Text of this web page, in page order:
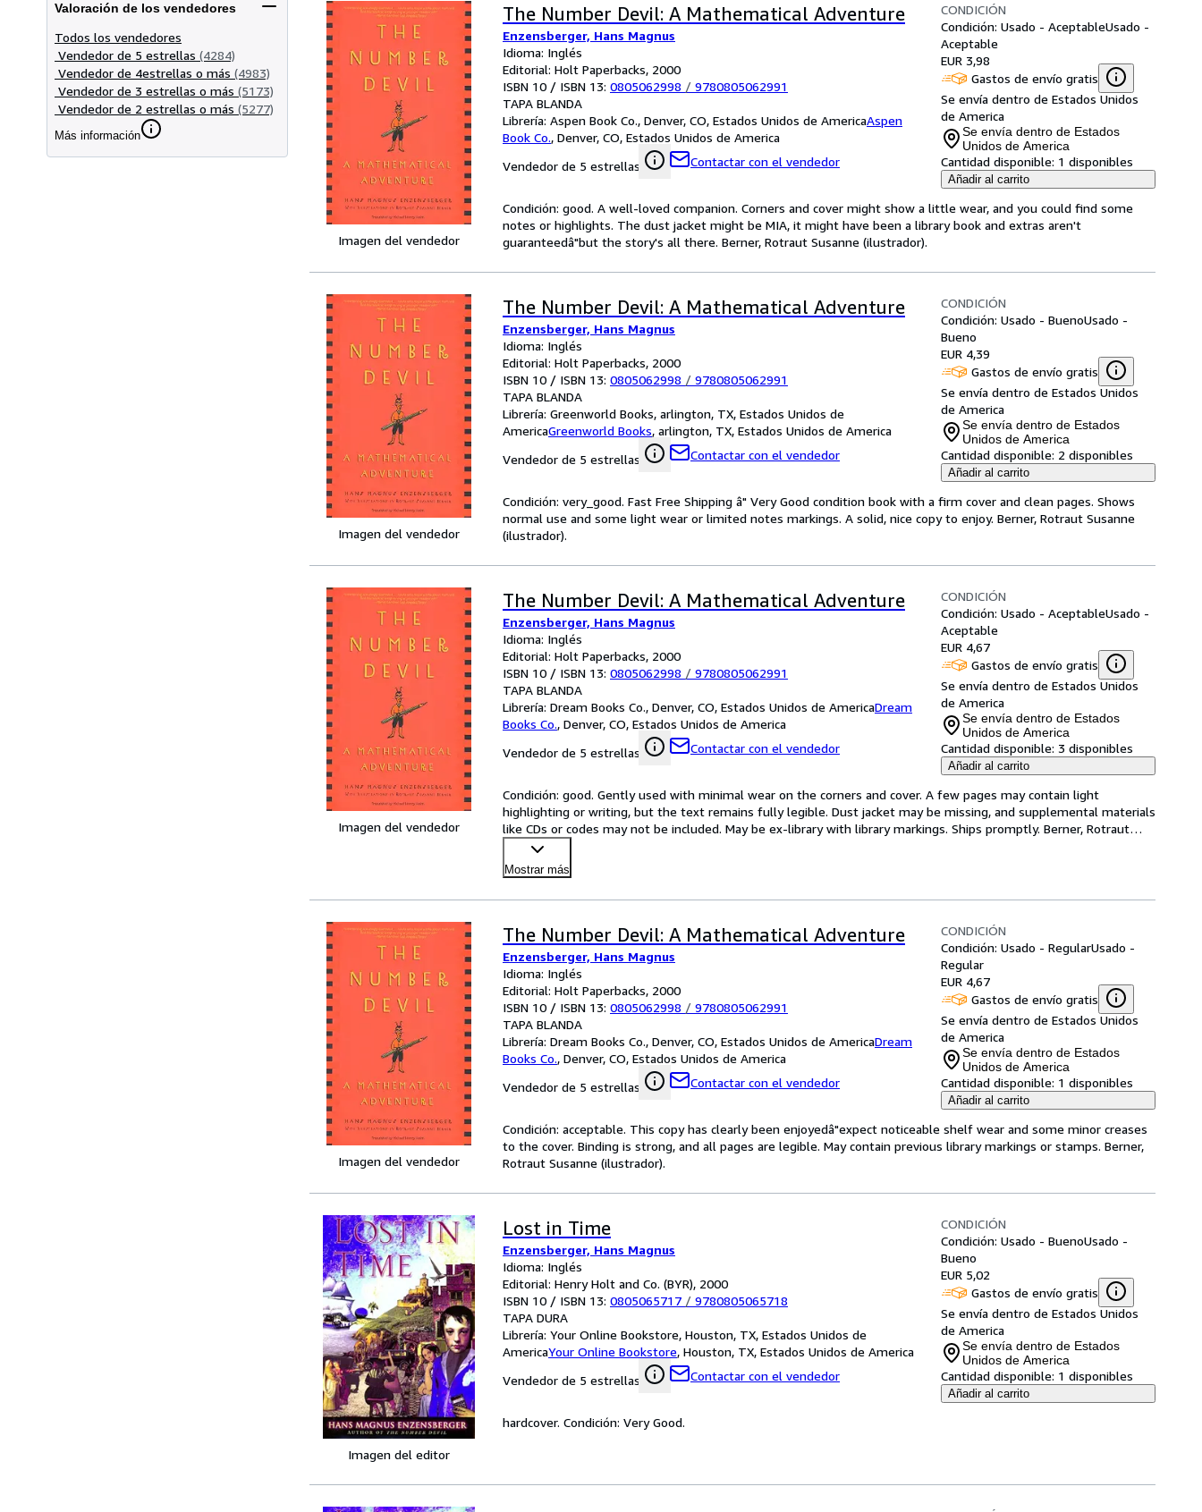
Valoración de los vendedores
Todos los vendedores
Vendedor de 5 estrellas (4284)
Vendedor de 4estrellas o más (4983)
Vendedor de 3 estrellas o más (5173)
Vendedor de 2 estrellas o más (5277)
Más información
Imagen del vendedor
The Number Devil: A Mathematical Adventure
Enzensberger, Hans Magnus
Idioma: Inglés
Editorial: Holt Paperbacks, 2000
ISBN 10 / ISBN 13: 0805062998 / 9780805062991
TAPA BLANDA
Librería: Aspen Book Co., Denver, CO, Estados Unidos de AmericaAspen
Book Co., Denver, CO, Estados Unidos de America
Vendedor de 5 estrellas
Contactar con el vendedor
CONDICIÓN
Condición: Usado - AceptableUsado -
Aceptable
EUR 3,98
Gastos de envío gratis
Se envía dentro de Estados Unidos
de America
Se envía dentro de Estados
Unidos de America
Cantidad disponible: 1 disponibles
Añadir al carrito
Condición: good. A well-loved companion. Corners and cover might show a little wear, and you could find some
notes or highlights. The dust jacket might be MIA, it might have been a library book and extras aren't
guaranteedâ"but the story's all there. Berner, Rotraut Susanne (ilustrador).
Imagen del vendedor
The Number Devil: A Mathematical Adventure
Enzensberger, Hans Magnus
Idioma: Inglés
Editorial: Holt Paperbacks, 2000
ISBN 10 / ISBN 13: 0805062998 / 9780805062991
TAPA BLANDA
Librería: Greenworld Books, arlington, TX, Estados Unidos de
AmericaGreenworld Books, arlington, TX, Estados Unidos de America
Vendedor de 5 estrellas
Contactar con el vendedor
CONDICIÓN
Condición: Usado - BuenoUsado -
Bueno
EUR 4,39
Gastos de envío gratis
Se envía dentro de Estados Unidos
de America
Se envía dentro de Estados
Unidos de America
Cantidad disponible: 2 disponibles
Añadir al carrito
Condición: very_good. Fast Free Shipping â" Very Good condition book with a firm cover and clean pages. Shows
normal use and some light wear or limited notes markings. A solid, nice copy to enjoy. Berner, Rotraut Susanne
(ilustrador).
Imagen del vendedor
The Number Devil: A Mathematical Adventure
Enzensberger, Hans Magnus
Idioma: Inglés
Editorial: Holt Paperbacks, 2000
ISBN 10 / ISBN 13: 0805062998 / 9780805062991
TAPA BLANDA
Librería: Dream Books Co., Denver, CO, Estados Unidos de AmericaDream
Books Co., Denver, CO, Estados Unidos de America
Vendedor de 5 estrellas
Contactar con el vendedor
CONDICIÓN
Condición: Usado - AceptableUsado -
Aceptable
EUR 4,67
Gastos de envío gratis
Se envía dentro de Estados Unidos
de America
Se envía dentro de Estados
Unidos de America
Cantidad disponible: 3 disponibles
Añadir al carrito
Condición: good. Gently used with minimal wear on the corners and cover. A few pages may contain light
highlighting or writing, but the text remains fully legible. Dust jacket may be missing, and supplemental materials
like CDs or codes may not be included. May be ex-library with library markings. Ships promptly. Berner, Rotraut…
Mostrar más
Imagen del vendedor
The Number Devil: A Mathematical Adventure
Enzensberger, Hans Magnus
Idioma: Inglés
Editorial: Holt Paperbacks, 2000
ISBN 10 / ISBN 13: 0805062998 / 9780805062991
TAPA BLANDA
Librería: Dream Books Co., Denver, CO, Estados Unidos de AmericaDream
Books Co., Denver, CO, Estados Unidos de America
Vendedor de 5 estrellas
Contactar con el vendedor
CONDICIÓN
Condición: Usado - RegularUsado -
Regular
EUR 4,67
Gastos de envío gratis
Se envía dentro de Estados Unidos
de America
Se envía dentro de Estados
Unidos de America
Cantidad disponible: 1 disponibles
Añadir al carrito
Condición: acceptable. This copy has clearly been enjoyedâ"expect noticeable shelf wear and some minor creases
to the cover. Binding is strong, and all pages are legible. May contain previous library markings or stamps. Berner,
Rotraut Susanne (ilustrador).
Imagen del editor
Lost in Time
Enzensberger, Hans Magnus
Idioma: Inglés
Editorial: Henry Holt and Co. (BYR), 2000
ISBN 10 / ISBN 13: 0805065717 / 9780805065718
TAPA DURA
Librería: Your Online Bookstore, Houston, TX, Estados Unidos de
AmericaYour Online Bookstore, Houston, TX, Estados Unidos de America
Vendedor de 5 estrellas
Contactar con el vendedor
CONDICIÓN
Condición: Usado - BuenoUsado -
Bueno
EUR 5,02
Gastos de envío gratis
Se envía dentro de Estados Unidos
de America
Se envía dentro de Estados
Unidos de America
Cantidad disponible: 1 disponibles
Añadir al carrito
hardcover. Condición: Very Good.